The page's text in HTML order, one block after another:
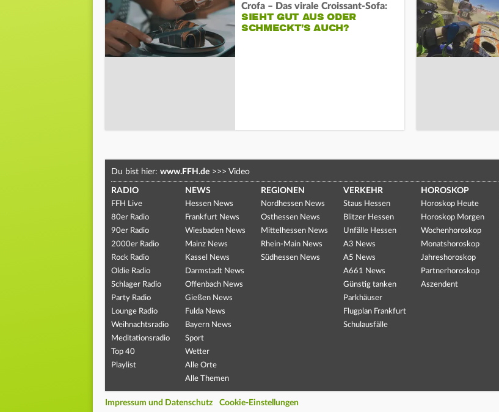
Crofa – Das virale Croissant-Sofa:
SIEHT GUT AUS ODER
SCHMECKT’S AUCH?
Du bist hier: www.FFH.de >>> Video
RADIO
FFH Live
80er Radio
90er Radio
2000er Radio
Rock Radio
Oldie Radio
Schlager Radio
Party Radio
Lounge Radio
Weihnachtsradio
Meditationsradio
Top 40
Playlist
NEWS
Hessen News
Frankfurt News
Wiesbaden News
Mainz News
Kassel News
Darmstadt News
Offenbach News
Gießen News
Fulda News
Bayern News
Sport
Wetter
Alle Orte
Alle Themen
REGIONEN
Nordhessen News
Osthessen News
Mittelhessen News
Rhein-Main News
Südhessen News
VERKEHR
Staus Hessen
Blitzer Hessen
Unfälle Hessen
A3 News
A5 News
A661 News
Günstig tanken
Parkhäuser
Flugplan Frankfurt
Schulausfälle
HOROSKOP
Horoskop Heute
Horoskop Morgen
Wochenhoroskop
Monatshoroskop
Jahreshoroskop
Partnerhoroskop
Aszendent
Impressum und Datenschutz Cookie-Einstellungen